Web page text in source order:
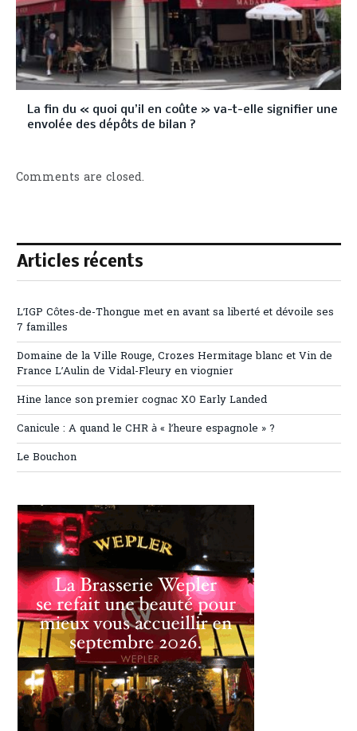
La fin du « quoi qu’il en coûte » va-t-elle signifier une
envolée des dépôts de bilan ?
Comments are closed.
Articles récents
L’IGP Côtes-de-Thongue met en avant sa liberté et dévoile ses
7 familles
Domaine de la Ville Rouge, Crozes Hermitage blanc et Vin de
France L’Aulin de Vidal-Fleury en viognier
Hine lance son premier cognac XO Early Landed
Canicule : A quand le CHR à « l’heure espagnole » ?
Le Bouchon